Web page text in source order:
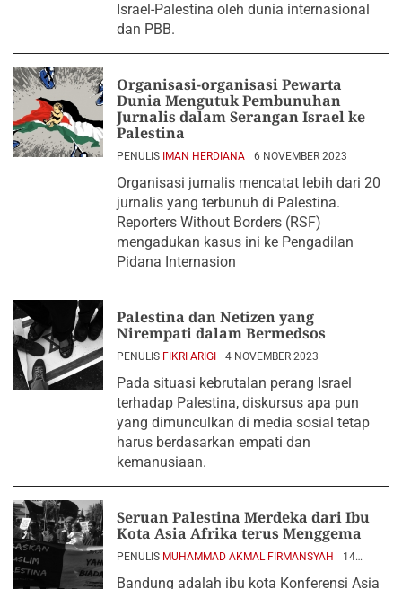
Israel-Palestina oleh dunia internasional
dan PBB.
Organisasi-organisasi Pewarta
Dunia Mengutuk Pembunuhan
Jurnalis dalam Serangan Israel ke
Palestina
PENULIS IMAN HERDIANA 6 NOVEMBER 2023
Organisasi jurnalis mencatat lebih dari 20
jurnalis yang terbunuh di Palestina.
Reporters Without Borders (RSF)
mengadukan kasus ini ke Pengadilan
Pidana Internasion
Palestina dan Netizen yang
Nirempati dalam Bermedsos
PENULIS FIKRI ARIGI 4 NOVEMBER 2023
Pada situasi kebrutalan perang Israel
terhadap Palestina, diskursus apa pun
yang dimunculkan di media sosial tetap
harus berdasarkan empati dan
kemanusiaan.
Seruan Palestina Merdeka dari Ibu
Kota Asia Afrika terus Menggema
PENULIS MUHAMMAD AKMAL FIRMANSYAH
14
Bandung adalah ibu kota Konferensi Asia